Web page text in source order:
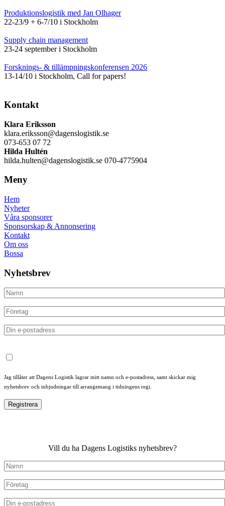
Produktionslogistik med Jan Olhager
22-23/9 + 6-7/10 i Stockholm
Supply chain management
23-24 september i Stockholm
Forsknings- & tillämpningskonferensen 2026
13-14/10 i Stockholm, Call for papers!
Kontakt
Klara Eriksson
klara.eriksson@dagenslogistik.se
073-653 07 72
Hilda Hultén
hilda.hulten@dagenslogistik.se 070-4775904
Meny
Hem
Nyheter
Våra sponsorer
Sponsorskap & Annonsering
Kontakt
Om oss
Bossa
Nyhetsbrev
Jag tillåter att Dagens Logistik lagrar mitt namn och e-postadress, samt skickar mig
nyhetsbrev och inbjudningar till arrangemang i tidningens regi.
Vill du ha Dagens Logistiks nyhetsbrev?